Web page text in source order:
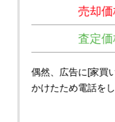
売却価
査定
偶然、広告に[家買
かけたため電話を